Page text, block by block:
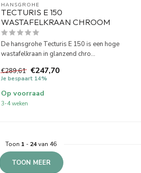
HANSGROHE
TECTURIS E 150
WASTAFELKRAAN CHROOM
De hansgrohe Tecturis E 150 is een hoge
wastafelkraan in glanzend chro...
€289,61 €247,70
Je bespaart 14%
Op voorraad
3-4 weken
Toon 1 - 24van 46
TOON MEER